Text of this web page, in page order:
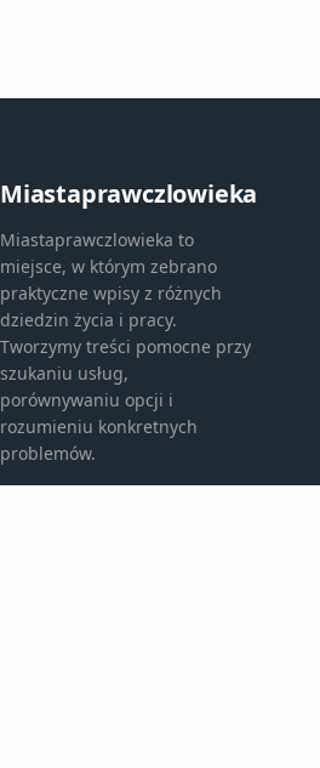
Miastaprawczlowieka
Miastaprawczlowieka to
miejsce, w którym zebrano
praktyczne wpisy z różnych
dziedzin życia i pracy.
Tworzymy treści pomocne przy
szukaniu usług,
porównywaniu opcji i
rozumieniu konkretnych
problemów.